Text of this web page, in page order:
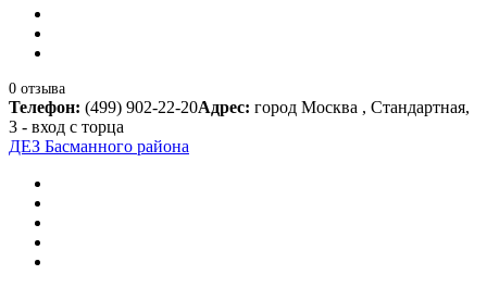
0 отзыва
Телефон: (499) 902-22-20Адрес: город Москва , Стандартная,
3 - вход с торца
ДЕЗ Басманного района